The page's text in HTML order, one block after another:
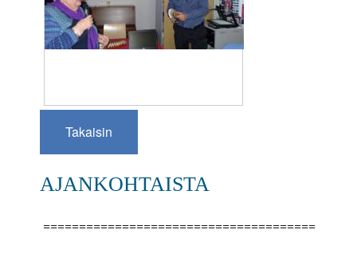
Takaisin
AJANKOHTAISTA
======================================